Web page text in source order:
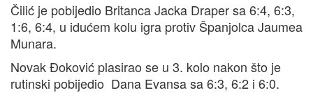
Čilić je pobijedio Britanca Jacka Draper sa 6:4, 6:3,
1:6, 6:4, u idućem kolu igra protiv Španjolca Jaumea
Munara.
Novak Đoković plasirao se u 3. kolo nakon što je
rutinski pobijedio Dana Evansa sa 6:3, 6:2 i 6:0.